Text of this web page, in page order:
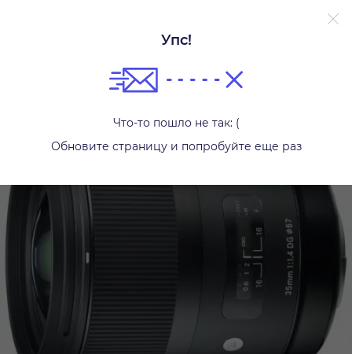
Упс!
Что-то пошло не так: (
Обновите страницу и попробуйте еще раз